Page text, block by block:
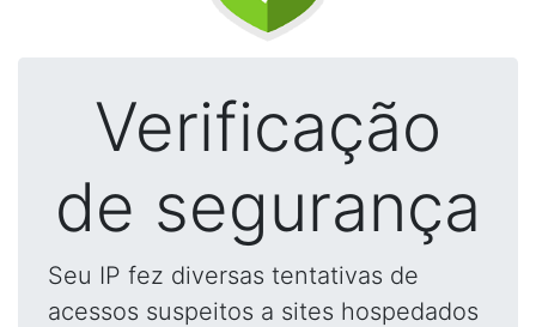
Verificação
de segurança
Seu IP fez diversas tentativas de
acessos suspeitos a sites hospedados